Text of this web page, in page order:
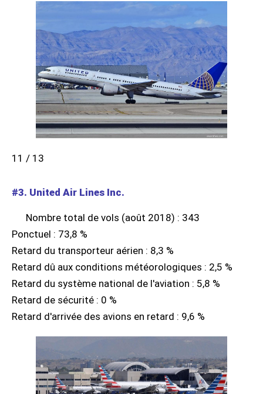
11 / 13
#3. United Air Lines Inc.
Nombre total de vols (août 2018) : 343
Ponctuel : 73,8 %
Retard du transporteur aérien : 8,3 %
Retard dû aux conditions météorologiques : 2,5 %
Retard du système national de l'aviation : 5,8 %
Retard de sécurité : 0 %
Retard d'arrivée des avions en retard : 9,6 %